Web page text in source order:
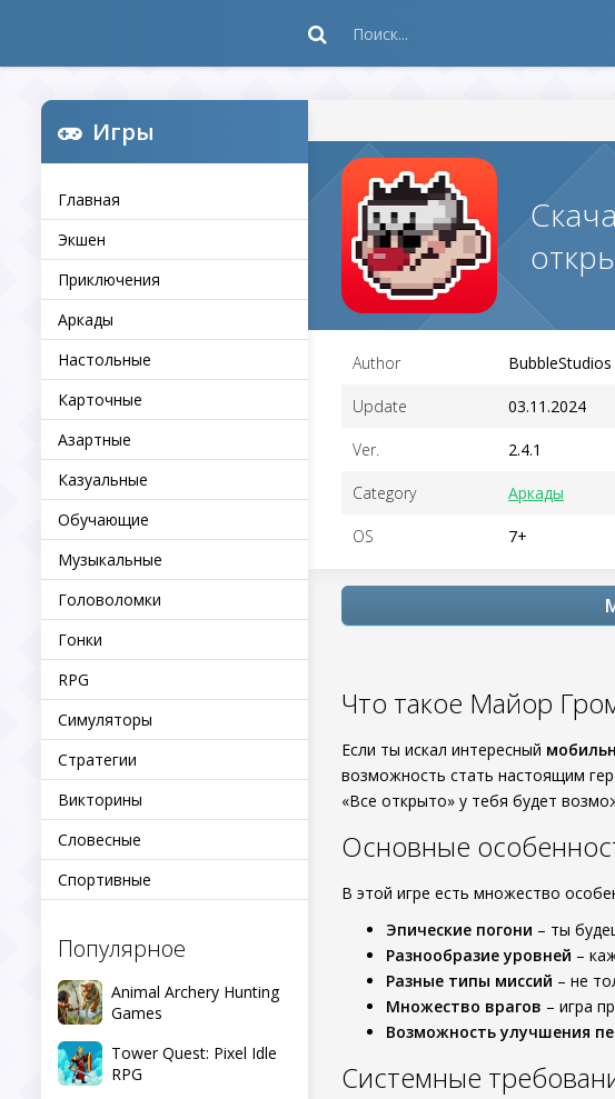
Игры
Главная
Экшен
Приключения
Аркады
Настольные
Карточные
Азартные
Казуальные
Обучающие
Музыкальные
Головоломки
Гонки
RPG
Симуляторы
Стратегии
Викторины
Словесные
Спортивные
Популярное
Animal Archery Hunting
Games
Tower Quest: Pixel Idle
RPG
Author BubbleStudios
Update 03.11.2024
Ver. 2.4.1
Category Аркады
OS 7+
Что такое Майор
Если ты искал интересный
возможность стать настоящим
«Все открыто» у тебя будет
Основные
В этой игре есть множество
Эпические погони – ты
Разнообразие уровней –
Разные типы миссий – не
Множество врагов – игра
Возможность улучшения
Системные